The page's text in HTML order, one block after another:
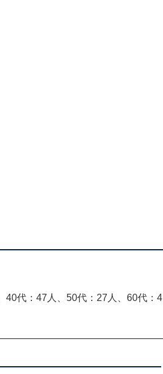
40代：47人、50代：27人、60代：4